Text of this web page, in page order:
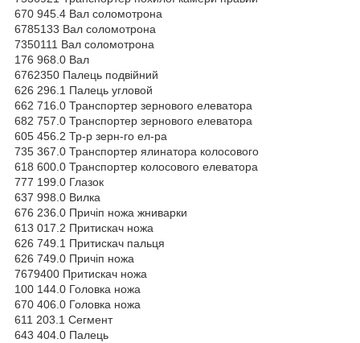
670 945.4 Вал соломотрона
6785133 Вал соломотрона
7350111 Вал соломотрона
176 968.0 Вал
6762350 Палець подвійний
626 296.1 Палець угловой
662 716.0 Транспортер зернового елеватора
682 757.0 Транспортер зернового елеватора
605 456.2 Тр-р зерн-го ел-ра
735 367.0 Транспортер ялинатора колосового
618 600.0 Транспортер колосового елеватора
777 199.0 Глазок
637 998.0 Вилка
676 236.0 Причіп ножа жниварки
613 017.2 Притискач ножа
626 749.1 Притискач пальця
626 749.0 Причіп ножа
7679400 Притискач ножа
100 144.0 Головка ножа
670 406.0 Головка ножа
611 203.1 Сегмент
643 404.0 Палець